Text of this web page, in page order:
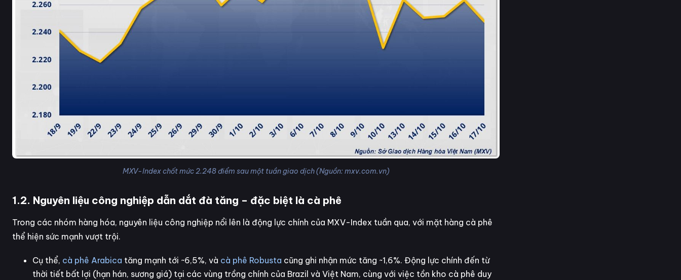
MXV-Index chốt mức 2.248 điểm sau một tuần giao dịch (Nguồn: mxv.com.vn)
1.2. Nguyên liệu công nghiệp dẫn dắt đà tăng – đặc biệt là cà phê
Trong các nhóm hàng hóa, nguyên liệu công nghiệp nổi lên là động lực chính của MXV-Index tuần qua, với mặt hàng cà phê
thể hiện sức mạnh vượt trội.
Cụ thể, cà phê Arabica tăng mạnh tới ~6,5%, và cà phê Robusta cũng ghi nhận mức tăng ~1,6%. Động lực chính đến từ
thời tiết bất lợi (hạn hán, sương giá) tại các vùng trồng chính của Brazil và Việt Nam, cùng với việc tồn kho cà phê duy